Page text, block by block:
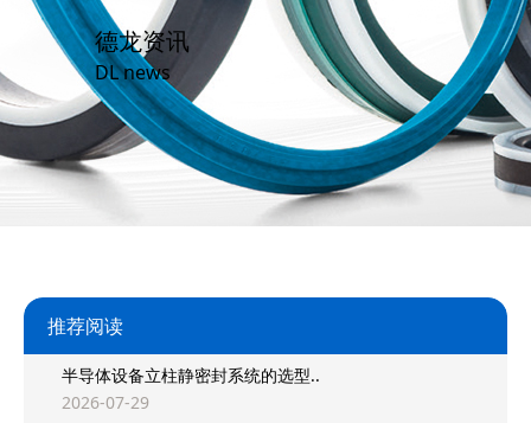
德龙资讯
DL news
推荐阅读
半导体设备立柱静密封系统的选型..
2026-07-29